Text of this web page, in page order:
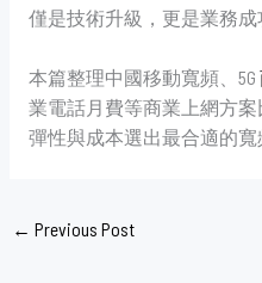
僅是技術升級，更是業務成
本篇整理中國移動寬頻、5G
業電話月費等商業上網方案
彈性與成本選出最合適的寬
← Previous Post